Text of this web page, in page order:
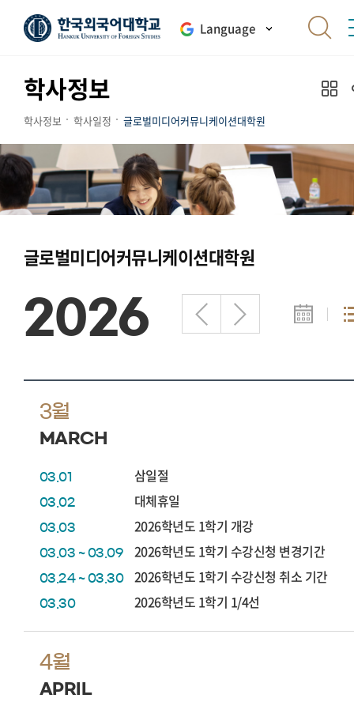
Language
학사정보
학사정보 학사일정 글로벌미디어커뮤니케이션대학원
글로벌미디어커뮤니케이션대학원
2026
3월
MARCH
03.01 삼일절
03.02 대체휴일
03.03 2026학년도 1학기 개강
03.03 ~ 03.09 2026학년도 1학기 수강신청 변경기간
03.24 ~ 03.30 2026학년도 1학기 수강신청 취소 기간
03.30 2026학년도 1학기 1/4선
4월
APRIL